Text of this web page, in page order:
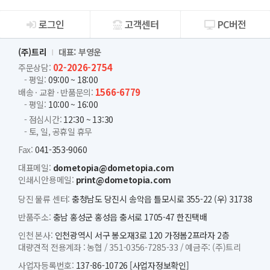
회사소개
로그인 고객센터 PC버전
(주)트리
대표: 부영운
주문상담: 02-2026-2754
- 평일: 09:00 ~ 18:00
배송 · 교환 · 반품문의: 1566-6779
- 평일: 10:00 ~ 16:00
- 점심시간: 12:30 ~ 13:30
- 토, 일, 공휴일 휴무
Fax: 041-353-9060
대표메일: dometopia@dometopia.com
인쇄시안용메일: print@dometopia.com
당진 물류 센터: 충청남도 당진시 송악읍 틀모시로 355-22 (우) 31738
반품주소: 충남 홍성군 홍성읍 충서로 1705-47 한진택배
인천 본사: 인천광역시 서구 봉오재3로 120 가정봄2프라자 2층
대량견적 전용계좌 :농협 / 351-0356-7285-33 / 예금주: (주)트리
사업자등록번호: 137-86-10726 [사업자정보확인]